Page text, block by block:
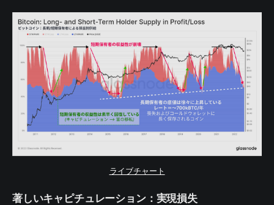
ライブチャート
著しいキャピチュレーション：実現損失